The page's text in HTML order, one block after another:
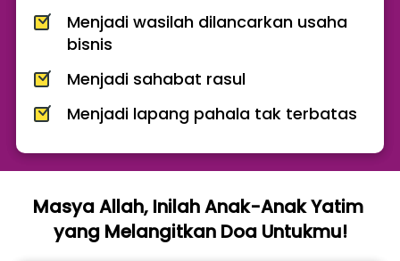
Menjadi wasilah dilancarkan usaha
bisnis
Menjadi sahabat rasul
Menjadi lapang pahala tak terbatas
Masya Allah, Inilah Anak-Anak Yatim
yang Melangitkan Doa Untukmu!